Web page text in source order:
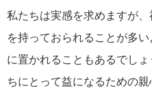
私たちは実感を求めますが
を持っておられることが多
に置かれることもあるでし
ちにとって益になるための